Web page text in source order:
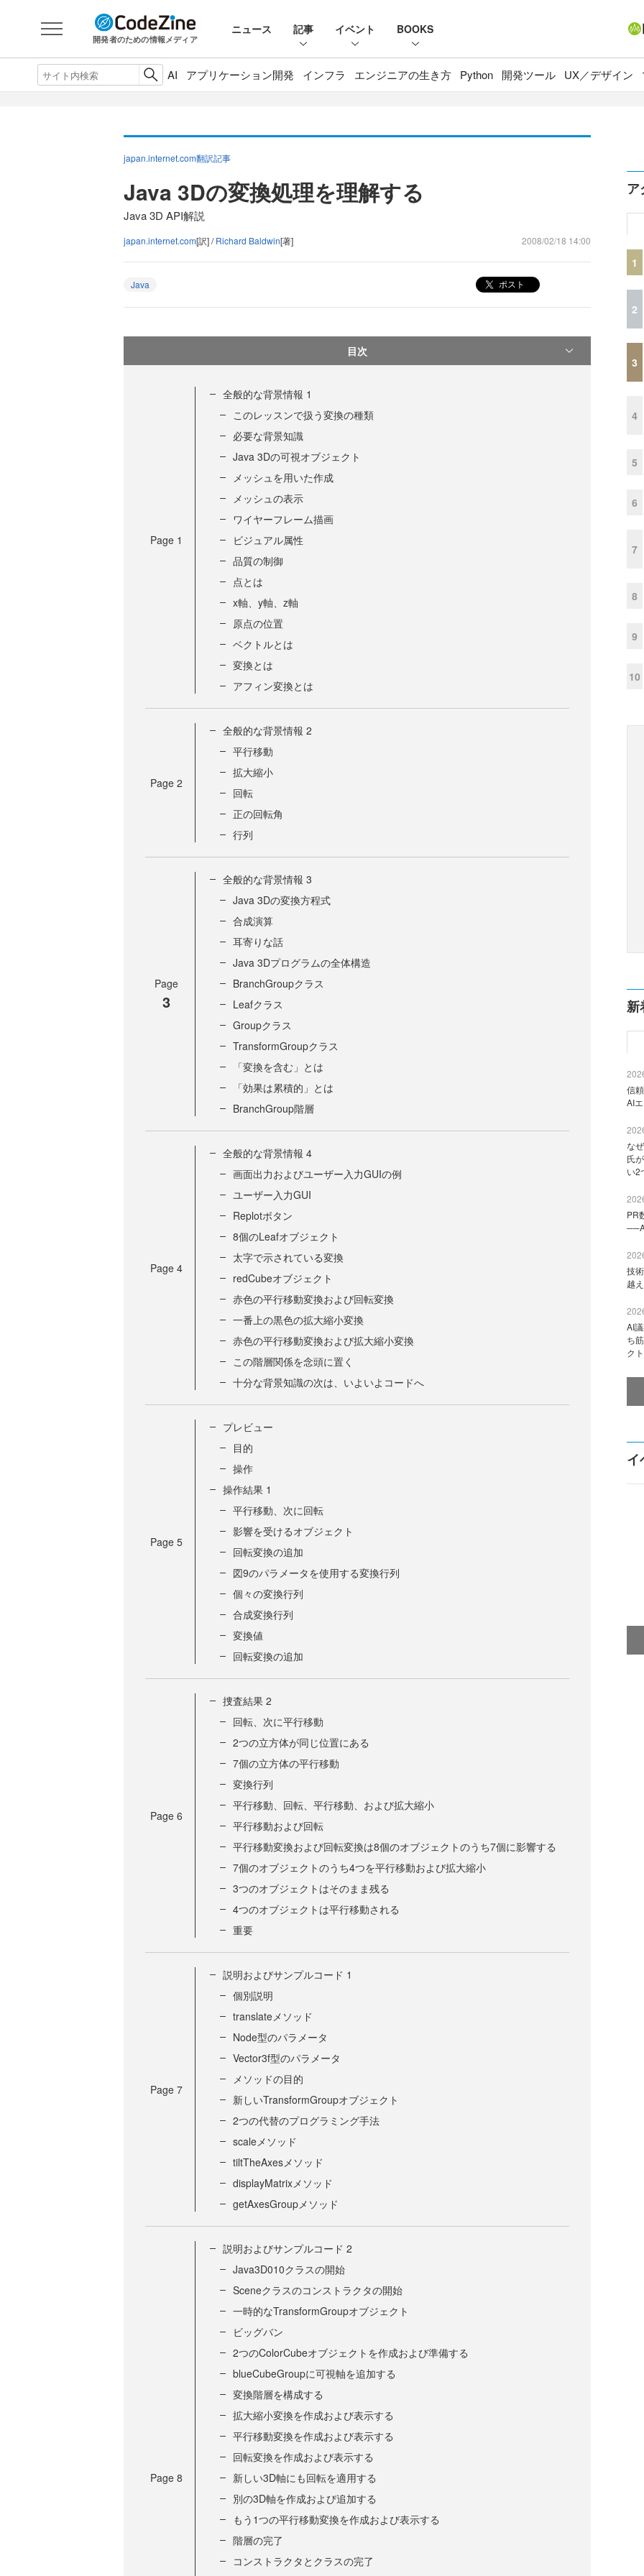
開発者のための情報メディア
ニュース 記事 イベント BOOKS
AI アプリケーション開発 インフラ エンジニアの生き方 Python 開発ツール UX／デザイン
japan.internet.com翻訳記事
Java 3Dの変換処理を理解する
Java 3D API解説
japan.internet.com[訳] /Richard Baldwin[著] 2008/02/18 14:00
Java ポスト
目次
Page 1
全般的な背景情報 1
このレッスンで扱う変換の種類
必要な背景知識
Java 3Dの可視オブジェクト
メッシュを用いた作成
メッシュの表示
ワイヤーフレーム描画
ビジュアル属性
品質の制御
点とは
x軸、y軸、z軸
原点の位置
ベクトルとは
変換とは
アフィン変換とは
Page 2
全般的な背景情報 2
平行移動
拡大縮小
回転
正の回転角
行列
Page
3
全般的な背景情報 3
Java 3Dの変換方程式
合成演算
耳寄りな話
Java 3Dプログラムの全体構造
BranchGroupクラス
Leafクラス
Groupクラス
TransformGroupクラス
「変換を含む」とは
「効果は累積的」とは
BranchGroup階層
Page 4
全般的な背景情報 4
画面出力およびユーザー入力GUIの例
ユーザー入力GUI
Replotボタン
8個のLeafオブジェクト
太字で示されている変換
redCubeオブジェクト
赤色の平行移動変換および回転変換
一番上の黒色の拡大縮小変換
赤色の平行移動変換および拡大縮小変換
この階層関係を念頭に置く
十分な背景知識の次は、いよいよコードへ
Page 5
プレビュー
目的
操作
操作結果 1
平行移動、次に回転
影響を受けるオブジェクト
回転変換の追加
図9のパラメータを使用する変換行列
個々の変換行列
合成変換行列
変換値
回転変換の追加
Page 6
捜査結果 2
回転、次に平行移動
2つの立方体が同じ位置にある
7個の立方体の平行移動
変換行列
平行移動、回転、平行移動、および拡大縮小
平行移動および回転
平行移動変換および回転変換は8個のオブジェクトのうち7個に影響する
7個のオブジェクトのうち4つを平行移動および拡大縮小
3つのオブジェクトはそのまま残る
4つのオブジェクトは平行移動される
重要
Page 7
説明およびサンプルコード 1
個別説明
translateメソッド
Node型のパラメータ
Vector3f型のパラメータ
メソッドの目的
新しいTransformGroupオブジェクト
2つの代替のプログラミング手法
scaleメソッド
tiltTheAxesメソッド
displayMatrixメソッド
getAxesGroupメソッド
Page 8
説明およびサンプルコード 2
Java3D010クラスの開始
Sceneクラスのコンストラクタの開始
一時的なTransformGroupオブジェクト
ビッグバン
2つのColorCubeオブジェクトを作成および準備する
blueCubeGroupに可視軸を追加する
変換階層を構成する
拡大縮小変換を作成および表示する
平行移動変換を作成および表示する
回転変換を作成および表示する
新しい3D軸にも回転を適用する
別の3D軸を作成および追加する
もう1つの平行移動変換を作成および表示する
階層の完了
コンストラクタとクラスの完了
ア
1
2
3
4
5
6
7
8
9
10
新
信
AI
な
氏
い2
PR
技
越
AI
ち
ク
イ